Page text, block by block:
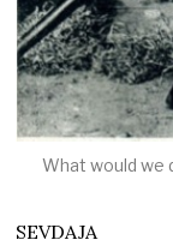
What would we
SEVDAJA